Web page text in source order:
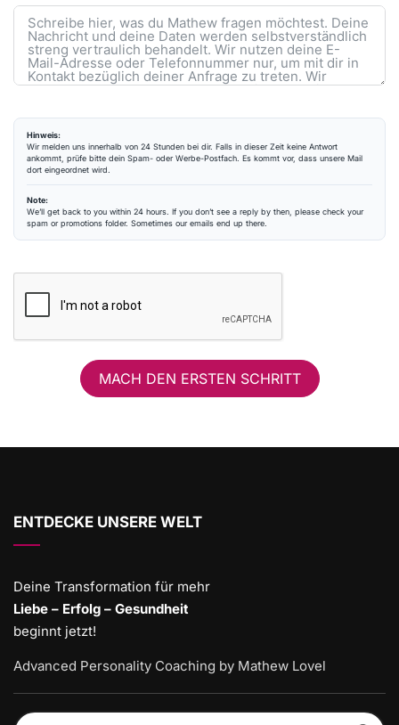
Hinweis:
Wir melden uns innerhalb von 24 Stunden bei dir. Falls in dieser Zeit keine Antwort
ankommt, prüfe bitte dein Spam- oder Werbe-Postfach. Es kommt vor, dass unsere Mail
dort eingeordnet wird.
Note:
We’ll get back to you within 24 hours. If you don’t see a reply by then, please check your
spam or promotions folder. Sometimes our emails end up there.
MACH DEN ERSTEN SCHRITT
ENTDECKE UNSERE WELT
Deine Transformation für mehr
Liebe – Erfolg – Gesundheit
beginnt jetzt!
Advanced Personality Coaching by Mathew Lovel